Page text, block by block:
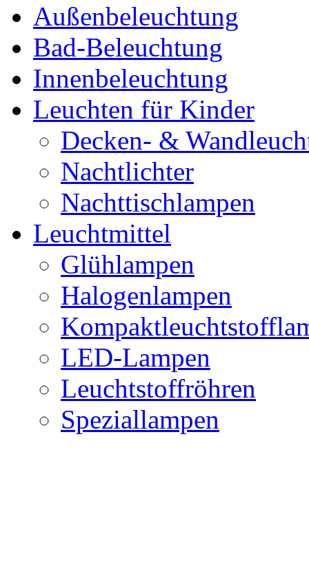
Außenbeleuchtung
Bad-Beleuchtung
Innenbeleuchtung
Leuchten für Kinder
Decken- &
Nachtlichter
Nachttischlampen
Leuchtmittel
Glühlampen
Halogenlampen
LED-Lampen
Leuchtstoffröhren
Speziallampen